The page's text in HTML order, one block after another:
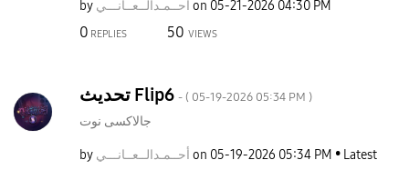
by أحــمـدالــعــانـــي on ‎05-21-2026 04:30 PM
0 REPLIES 50 VIEWS
تحديث Flip6 - ( ‎05-19-2026 05:34 PM )
جالاكسى نوت
by أحــمـدالــعــانـــي on ‎05-19-2026 05:34 PM
Latest